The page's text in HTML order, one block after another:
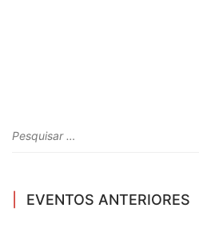
EVENTOS ANTERIORES